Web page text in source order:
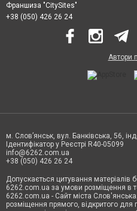
Франшиза "CitySites"
+38 (050) 426 26 24
Автори
м. Слов’янськ, вул. Банківська, 56,
Ідентифікатор у Реєстрі R40-05099
info@6262.com.ua
+38 (050) 426 26 24
Допускається цитування матеріалів
6262.com.ua за умови розміщення в
6262.com.ua - Сайт міста
розміщення прямого, відкритого